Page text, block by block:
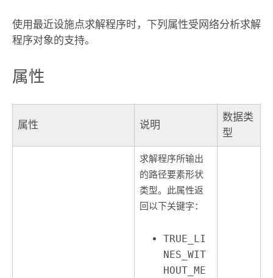
使用最近设施点求解程序时，下列属性受网络分析求解
程序对象的支持。
属性
属性 说明
数据类
型
求解程序所输出
的路径要素形状
类型。此属性返
回以下关键字：
TRUE_LI
NES_WIT
HOUT_ME